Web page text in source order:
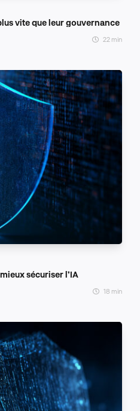
vite que leur gouvernance
22 min
sécuriser l’IA
18 min